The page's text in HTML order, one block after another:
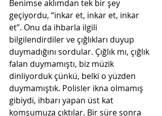
Benimse aklımdan tek bir şey
geçiyordu, “inkar et, inkar et, inkar
et”. Onu da ihbarla ilgili
bilgilendirdiler ve çığlıkları duyup
duymadığını sordular. Çığlık mı, çığlık
falan duymamıştı, biz müzik
dinliyorduk çünkü, belki o yüzden
duymamıştık. Polisler ikna olmamış
gibiydi, ihbarı yapan üst kat
komşumuza çıktılar. Bir süre sonra